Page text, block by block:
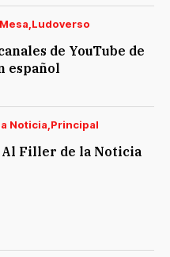
Ludoverso
de YouTube de
español
Noticia Principal
Filler de la Noticia